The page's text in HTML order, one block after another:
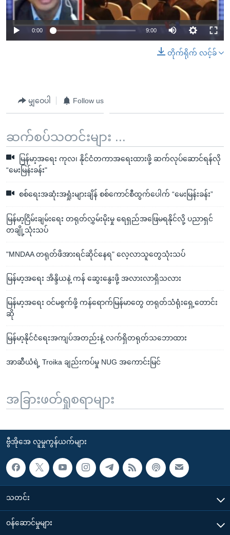
0:00 9:00
တိုက်ရိုက် လင့်ခ်
မျှဝေပါ Follow us
ဆက်စပ်သတင်းများ ...
မြန်မာ့အရေး ကုလ၊ နိုင်ငံတကာအရေးထားဖို့ ဆက်လုပ်ဆောင်ရန်လို
“မေးမြန်းခန်း"
စစ်ရေးအဆုံးအရှုံးများချိန် စစ်ကောင်စီထွက်ပေါက် “မေးမြန်းခန်း”
မြန်မာ့ငြိမ်းချမ်းရေး တရုတ်လွှမ်းမိုးမှု ရေရှည်အဖြေမရနိုင်လို့ ပညာရှင်
တချို့သုံးသပ်
"MNDAA တရုတ်ဖိအားရင်ဆိုင်နေရ" လေ့လာသူတွေသုံးသပ်
မြန်မာ့အရေး အိန္ဒိယနဲ့ ကန် ဆွေးနွေးဖို့ အလားလာရှိသလား
မြန်မာ့အရေး ဝင်မစွက်ဖို့ ကန်ရောက်မြန်မာတွေ တရုတ်သံရုံးရှေ့တောင်း
ဆို
မြန်မာ့နိုင်ငံရေးအကျပ်အတည်းနဲ့ လက်ရှိတရုတ်သဘောထား
အာဆီယံရဲ့ Troika ချည်းကပ်မှု NUG အကောင်းမြင်
အခြားဖတ်ရှုစရာများ
ဗွီအိုအေ လူမှုကွန်ယက်များ
သတင်း
၀န်ဆောင်မှုများ